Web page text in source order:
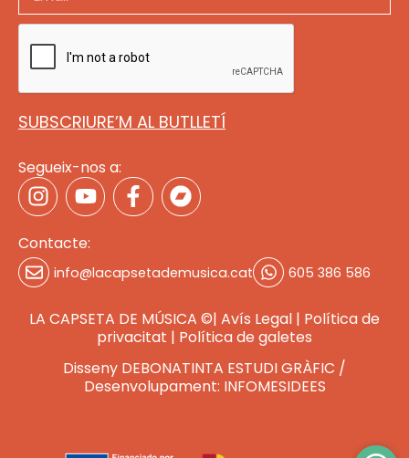
SUBSCRIURE’M AL BUTLLETÍ
Segueix-nos a:
Contacte:
info@lacapsetademusica.cat 605 386 586
LA CAPSETA DE MÚSICA ©| Avís Legal | Política de
privacitat | Política de galetes
Disseny DEBONATINTA ESTUDI GRÀFIC /
Desenvolupament: INFOMESIDEES